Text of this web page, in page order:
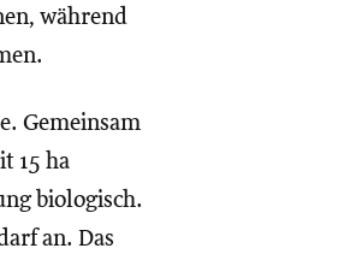
während
Gemeinsam
15 ha
biologisch.
an. Das